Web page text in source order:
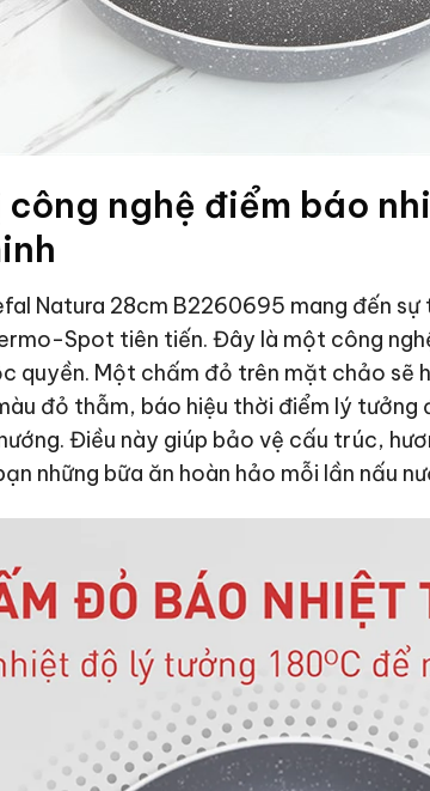
công nghệ điểm báo
Natura 28cm B2260695 mang đến sự
Spot tiên tiến. Đây là một công
quyền. Một chấm đỏ trên mặt chảo sẽ
đỏ thẫm, báo hiệu thời điểm lý
Điều này giúp bảo vệ cấu trúc,
những bữa ăn hoàn hảo mỗi lần nấu